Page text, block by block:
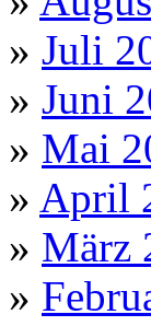
» Juli
» Juni
» Mai
» April
» März
»